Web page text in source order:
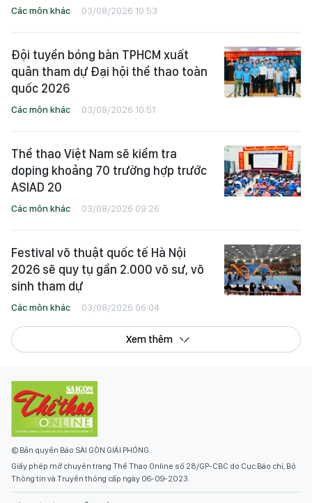
Các môn khác 03/08/2026 10:53
Đội tuyển bóng bàn TPHCM xuất
quân tham dự Đại hội thể thao toàn
quốc 2026
Các môn khác 03/08/2026 10:51
Thể thao Việt Nam sẽ kiểm tra
doping khoảng 70 trường hợp trước
ASIAD 20
Các môn khác 03/08/2026 09:26
Festival võ thuật quốc tế Hà Nội
2026 sẽ quy tụ gần 2.000 võ sư, võ
sinh tham dự
Các môn khác 03/08/2026 06:04
Xem thêm
© Bản quyền Báo SÀI GÒN GIẢI PHÓNG.
Giấy phép mở chuyên trang Thể Thao Online số 28/GP-CBC do Cục Báo chí, Bộ
Thông tin và Truyền thông cấp ngày 06-09-2023.